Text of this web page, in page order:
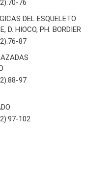
76
DEL ESQUELETO
D. HIOCO, PH. BORDIER
87
97
102